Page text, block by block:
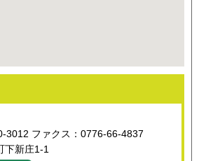
3012 ファクス：0776-66-4837
下新庄1-1